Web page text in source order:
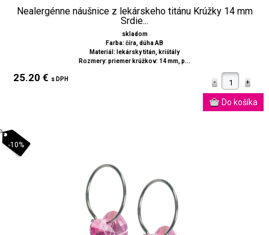
Nealergénne náušnice z lekárskeho titánu Krúžky 14 mm
Srdie...
skladom
Farba: číra, dúha AB
Materiál: lekársky titán, krištály
Rozmery: priemer krúžkov: 14 mm, p...
25.20 € s DPH
-10%